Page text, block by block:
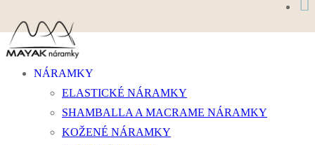
NÁRAMKY
ELASTICKÉ NÁRAMKY
SHAMBALLA A MACRAME NÁRAMKY
KOŽENÉ NÁRAMKY